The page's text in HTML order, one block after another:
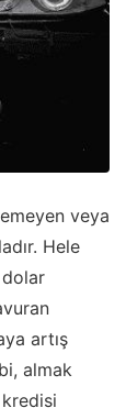
veya
Hele
dolar
artış
almak
kredisi